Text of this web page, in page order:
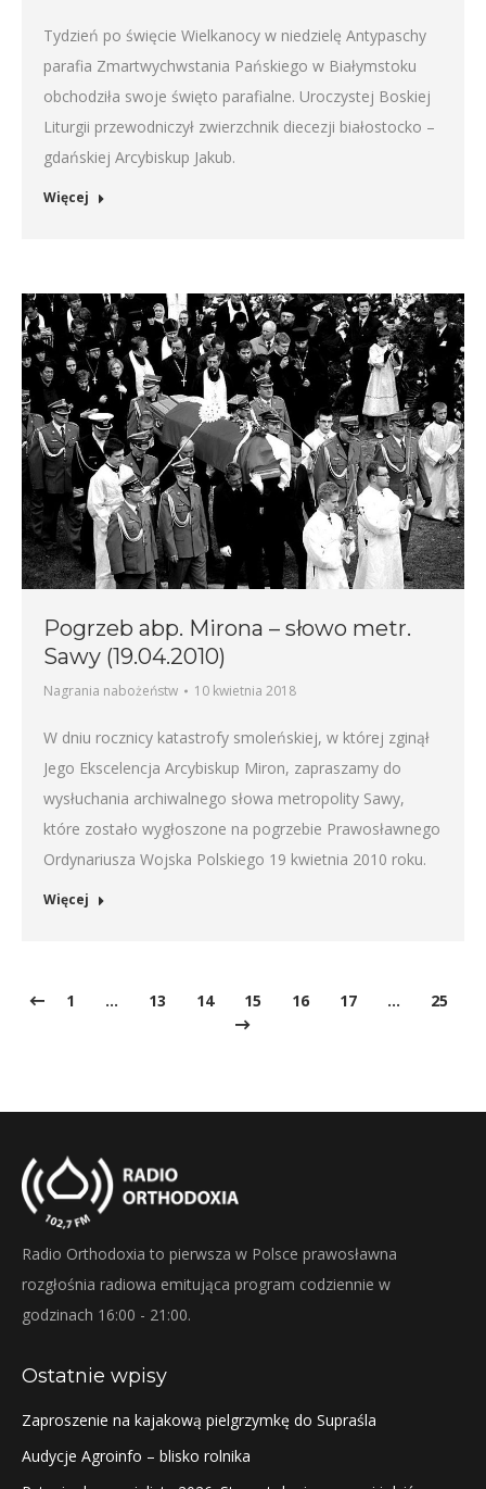
Tydzień po święcie Wielkanocy w niedzielę Antypaschy
parafia Zmartwychwstania Pańskiego w Białymstoku
obchodziła swoje święto parafialne. Uroczystej Boskiej
Liturgii przewodniczył zwierzchnik diecezji białostocko –
gdańskiej Arcybiskup Jakub.
Więcej
Pogrzeb abp. Mirona – słowo metr.
Sawy (19.04.2010)
Nagrania nabożeństw 10 kwietnia 2018
W dniu rocznicy katastrofy smoleńskiej, w której zginął
Jego Ekscelencja Arcybiskup Miron, zapraszamy do
wysłuchania archiwalnego słowa metropolity Sawy,
które zostało wygłoszone na pogrzebie Prawosławnego
Ordynariusza Wojska Polskiego 19 kwietnia 2010 roku.
Więcej
1 … 13 14 15 16 17 … 25
Radio Orthodoxia to pierwsza w Polsce prawosławna
rozgłośnia radiowa emitująca program codziennie w
godzinach 16:00 - 21:00.
Ostatnie wpisy
Zaproszenie na kajakową pielgrzymkę do Supraśla
Audycje Agroinfo – blisko rolnika